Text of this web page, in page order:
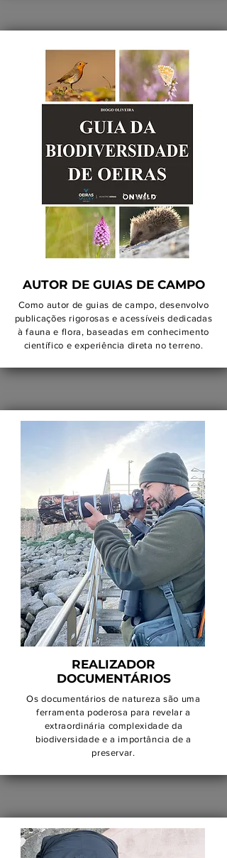
AUTOR DE GUIAS DE CAMPO
Como autor de guias de campo, desenvolvo
publicações rigorosas e acessíveis dedicadas
à fauna e flora, baseadas em conhecimento
científico e experiência direta no terreno.
REALIZADOR
DOCUMENTÁRIOS
Os documentários de natureza são uma
ferramenta poderosa para revelar a
extraordinária complexidade da
biodiversidade e a importância de a
preservar.